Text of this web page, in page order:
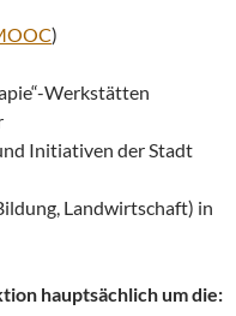
)
Werkstätten
Initiativen der Stadt
Landwirtschaft) in
hauptsächlich um die: